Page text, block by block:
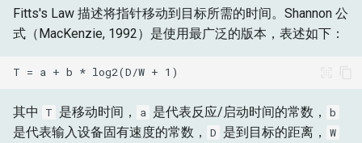
其他检测向量
事件序列完整性
Fitts's Law 描述将指针移动到目标所需的时间。Shannon 公
式（MacKenzie, 1992）是使用最广泛的版本，表述如下：
其中 T 是移动时间， a 是代表反应/启动时间的常数， b
是代表输入设备固有速度的常数， D 是到目标的距离， W